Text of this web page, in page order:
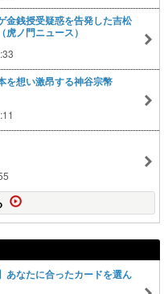
金銭授受疑惑を告発した吉松
ノ門ニュース）
を想い激昂する神谷宗幣
あなたに合ったカードを選ん